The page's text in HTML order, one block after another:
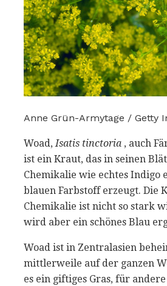
Anne Grün-Armytage / Getty
Woad,Isatis tinctoria , auch
ist ein Kraut, das in seinen
Chemikalie wie echtes Indigo
blauen Farbstoff erzeugt. Die
Chemikalie ist nicht so stark
wird aber ein schönes Blau
Woad ist in Zentralasien
mittlerweile auf der ganzen
es ein giftiges Gras, für